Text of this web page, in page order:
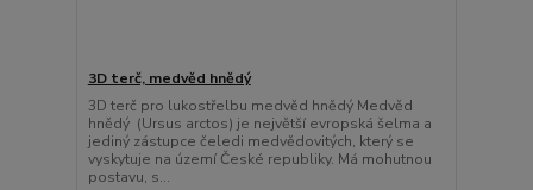
3D terč, medvěd hnědý
3D terč pro lukostřelbu medvěd hnědý Medvěd
hnědý (Ursus arctos) je největší evropská šelma a
jediný zástupce čeledi medvědovitých, který se
vyskytuje na území České republiky. Má mohutnou
postavu, s...